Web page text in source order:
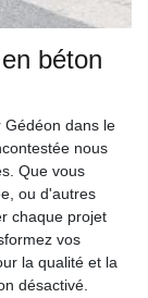
béton
Gédéon dans le
nous
Que vous
ou d'autres
chaque projet
vos
la qualité et la
désactivé.